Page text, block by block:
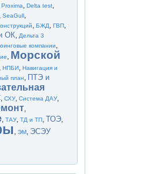
,Delta test,
,SeaGull,
,БЖД,ГВП,
ОК,Дельта 3
компании,
, Морской
,НПБИ,Навигация и
план, ПТЭ и
,СХУ,Система ДАУ,
,
,ТАУ,ТД и ТП, ТОЭ,
,ЭМ, ЭСЭУ